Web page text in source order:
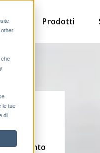
che
le tue
di
Prodotti